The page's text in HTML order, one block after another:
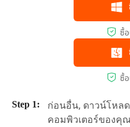
ก่อนอื่น, ดาวน์โหล
คอมพิวเตอร์ของคุ